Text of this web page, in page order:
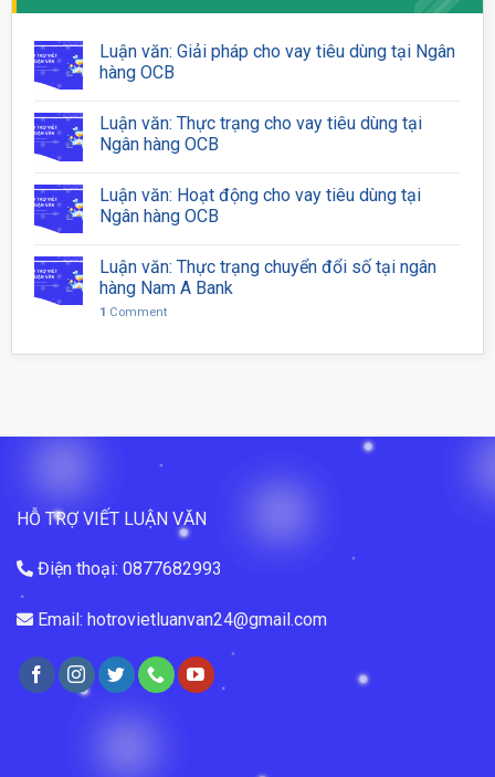
Luận văn: Giải pháp cho vay tiêu dùng tại Ngân
hàng OCB
Luận văn: Thực trạng cho vay tiêu dùng tại
Ngân hàng OCB
Luận văn: Hoạt động cho vay tiêu dùng tại
Ngân hàng OCB
Luận văn: Thực trạng chuyển đổi số tại ngân
hàng Nam A Bank
1 Comment
HỖ TRỢ VIẾT LUẬN VĂN
Điện thoại: 0877682993
Email: hotrovietluanvan24@gmail.com